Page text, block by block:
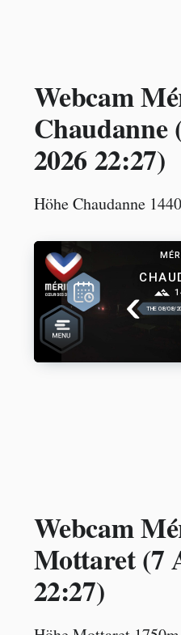
Webcam
Chaudanne
2026 22:27)
Höhe Chaudanne
Webcam
Mottaret (7
22:27)